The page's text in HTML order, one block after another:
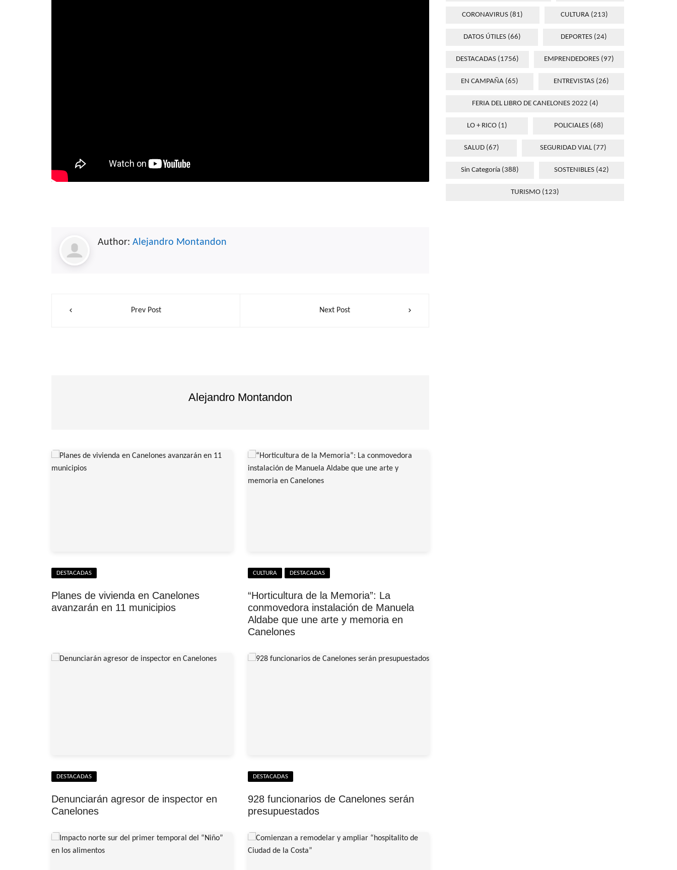
Author: Alejandro Montandon
NavegaciónPrev Post Next Post
Alejandro Montandon
DESTACADAS
Planes de vivienda en Canelones
avanzarán en 11 municipios
CULTURA DESTACADAS
“Horticultura de la Memoria”: La
conmovedora instalación de Manuela
Aldabe que une arte y memoria en
Canelones
DESTACADAS
Denunciarán agresor de inspector en
Canelones
DESTACADAS
928 funcionarios de Canelones serán
presupuestados
CORONAVIRUS (81) CULTURA(213)
DATOS ÚTILES(66) DEPORTES(24)
DESTACADAS (1756) EMPRENDEDORES (97)
EN CAMPAÑA (65) ENTREVISTAS (26)
FERIA DEL LIBRO DE CANELONES 2022 (4)
LO + RICO(1) POLICIALES(68)
SALUD(67) SEGURIDAD VIAL(77)
Sin Categoría (388) SOSTENIBLES (42)
TURISMO (123)